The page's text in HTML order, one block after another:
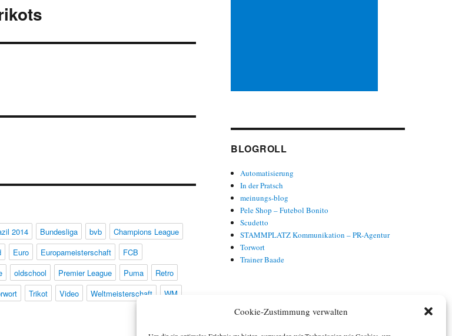
Cookie-Zustimmung verwalten
2014 Bundesliga bvb
Champions League
Euro Europameisterschaft
FCB
oldschool Premier League Puma
Retro
Trikot Video Weltmeisterschaft
WM
BLOGROLL
Automatisierung
In der Pratsch
meinungs-blog
Pele Shop – Futebol Bonito
Scudetto
STAMMPLATZ Kommunikation – PR-Agentur
Torwort
Trainer Baade